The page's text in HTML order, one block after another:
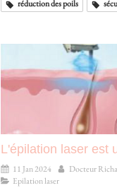
réduction des poils
L'épilation laser est
11 Jan 2024
Docteur
Epilation laser